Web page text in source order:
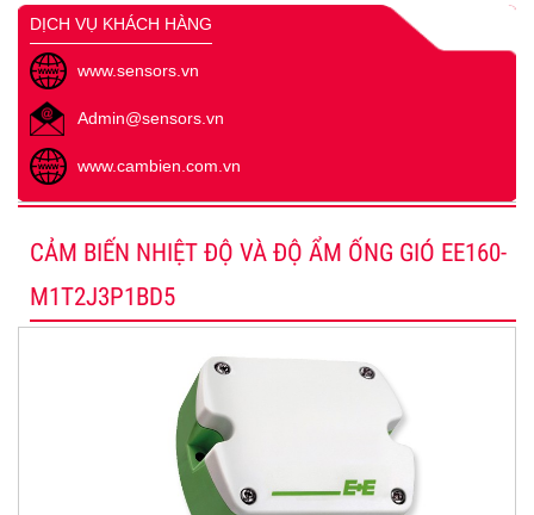
DỊCH VỤ KHÁCH HÀNG
www.sensors.vn
Admin@sensors.vn
www.cambien.com.vn
CẢM BIẾN NHIỆT ĐỘ VÀ ĐỘ ẨM ỐNG GIÓ EE160-
M1T2J3P1BD5